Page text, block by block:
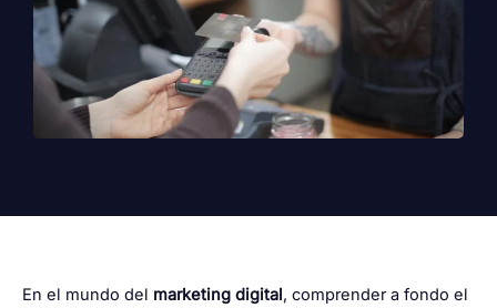
En el mundo del marketing digital, comprender a fondo el